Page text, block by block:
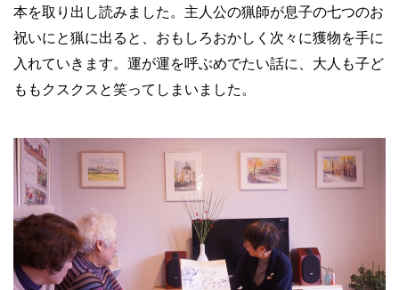
本を取り出し読みました。主人公の猟師が息子の七つのお
祝いにと猟に出ると、おもしろおかしく次々に獲物を手に
入れていきます。運が運を呼ぶめでたい話に、大人も子ど
ももクスクスと笑ってしまいました。